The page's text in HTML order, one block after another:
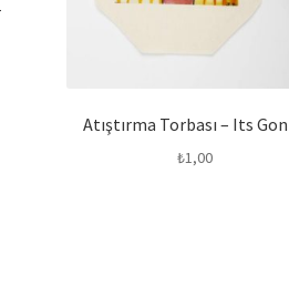
Atıştırma Torbası – Its
₺1,00